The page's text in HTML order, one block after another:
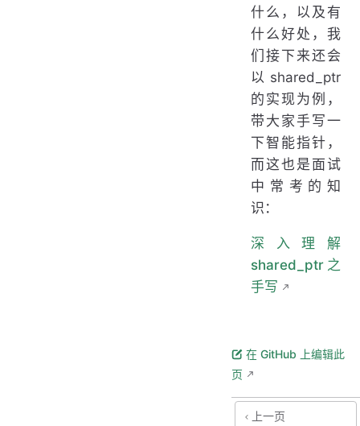
什么，以及有
什么好处，我
们接下来还会
以 shared_ptr
的实现为例，
带大家手写一
下智能指针，
而这也是面试
中常考的知
识：
深入理解
shared_ptr之
手写
在 GitHub 上编辑此
页
上一页